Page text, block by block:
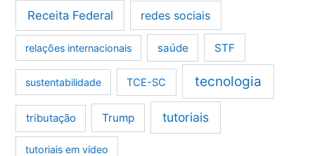
Receita Federal redes sociais
relações internacionais saúde STF
sustentabilidade TCE-SC tecnologia
tributação Trump tutoriais
tutoriais em vídeo